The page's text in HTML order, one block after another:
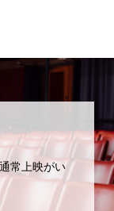
常上映がい